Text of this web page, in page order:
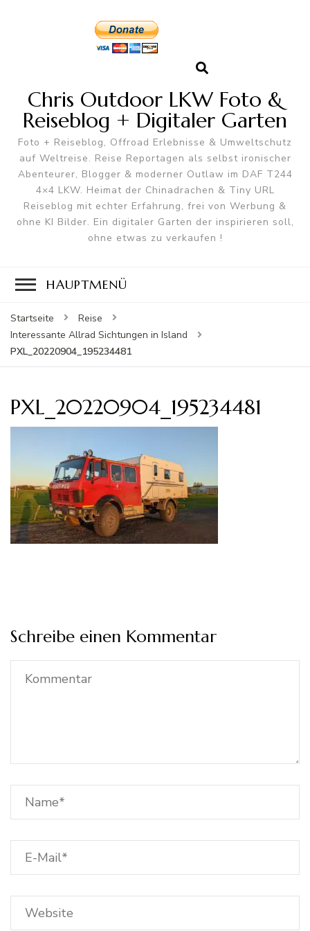
Chris Outdoor LKW Foto &
Reiseblog + Digitaler Garten
Foto + Reiseblog, Offroad Erlebnisse & Umweltschutz
auf Weltreise. Reise Reportagen als selbst ironischer
Abenteurer, Blogger & moderner Outlaw im DAF T244
4×4 LKW. Heimat der Chinadrachen & Tiny URL
Reiseblog mit echter Erfahrung, frei von Werbung &
ohne KI Bilder. Ein digitaler Garten der inspirieren soll,
ohne etwas zu verkaufen !
HAUPTMENÜ
Startseite
Reise
Interessante Allrad Sichtungen in Island
PXL_20220904_195234481
PXL_20220904_195234481
Schreibe einen Kommentar